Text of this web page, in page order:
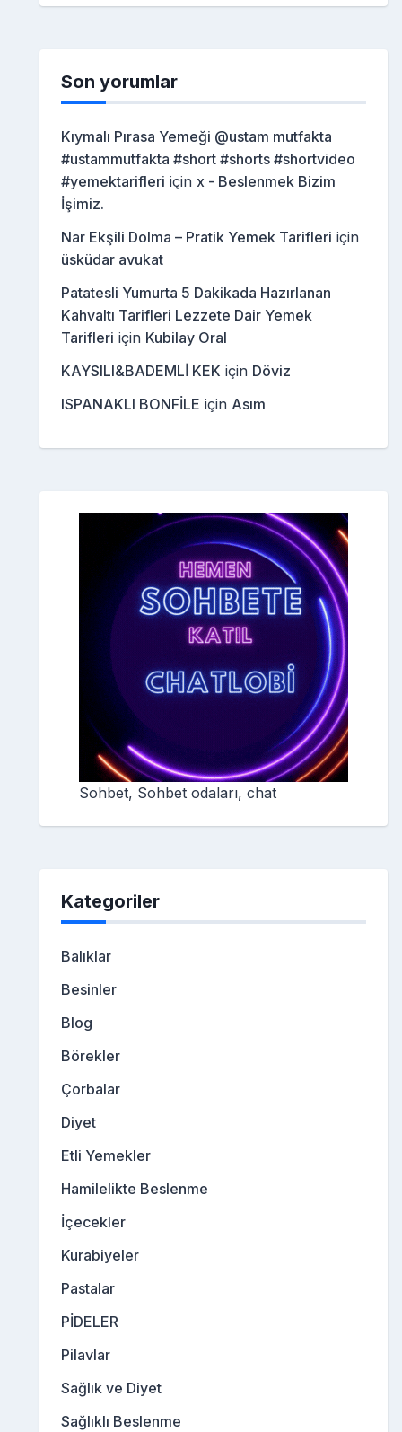
Son yorumlar
Kıymalı Pırasa Yemeği @ustam mutfakta
#ustammutfakta #short #shorts #shortvideo
#yemektarifleri için x - Beslenmek Bizim
İşimiz.
Nar Ekşili Dolma – Pratik Yemek Tarifleri için
üsküdar avukat
Patatesli Yumurta 5 Dakikada Hazırlanan
Kahvaltı Tarifleri Lezzete Dair Yemek
Tarifleri için Kubilay Oral
KAYSILI&BADEMLİ KEK için Döviz
ISPANAKLI BONFİLE için Asım
Sohbet, Sohbet odaları, chat
Kategoriler
Balıklar
Besinler
Blog
Börekler
Çorbalar
Diyet
Etli Yemekler
Hamilelikte Beslenme
İçecekler
Kurabiyeler
Pastalar
PİDELER
Pilavlar
Sağlık ve Diyet
Sağlıklı Beslenme